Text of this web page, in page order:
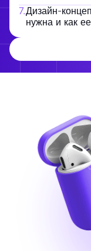
7.Дизайн-
нужна и как